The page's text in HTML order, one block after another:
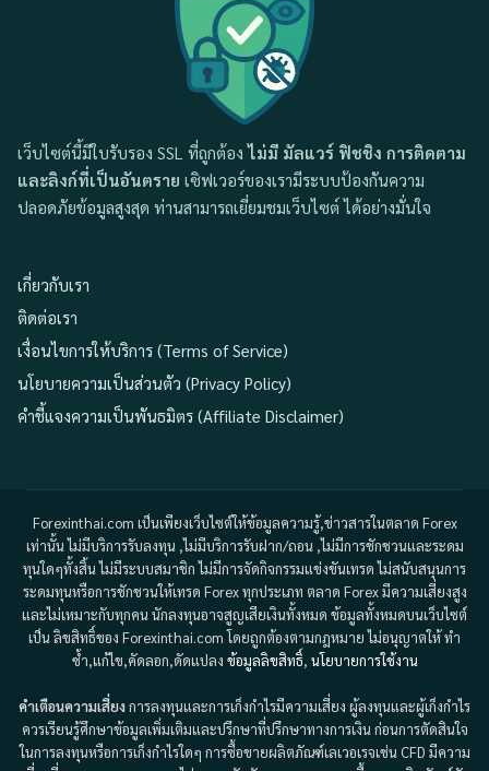
เว็บไซต์นี้มีใบรับรอง SSL ที่ถูกต้องไม่มี มัลแวร์ ฟิชชิง การติดตาม
และลิงก์ที่เป็นอันตราย เซิฟเวอร์ของเรามีระบบป้องกันความ
ปลอดภัยข้อมูลสูงสุด ท่านสามารถเยี่ยมชมเว็บไซต์ ได้อย่างมั่นใจ
เกี่ยวกับเรา
ติดต่อเรา
เงื่อนไขการให้บริการ (Terms of Service)
นโยบายความเป็นส่วนตัว (Privacy Policy)
คำชี้แจงความเป็นพันธมิตร (Affiliate Disclaimer)
Forexinthai.com เป็นเพียงเว็บไซต์ให้ข้อมูลความรู้,ข่าวสารในตลาด Forex
เท่านั้น ไม่มีบริการรับลงทุน ,ไม่มีบริการรับฝาก/ถอน ,ไม่มีการชักชวนและระดม
ทุนใดๆทั้งสิ้น ไม่มีระบบสมาชิก ไม่มีการจัดกิจกรรมแข่งขันเทรด ไม่สนับสนุนการ
ระดมทุนหรือการชักชวนให้เทรด Forex ทุกประเภท ตลาด Forex มีความเสี่ยงสูง
และไม่เหมาะกับทุกคน นักลงทุนอาจสูญเสียเงินทั้งหมด ข้อมูลทั้งหมดบนเว็บไซต์
เป็น ลิขสิทธิ์ของ Forexinthai.com โดยถูกต้องตามกฎหมาย ไม่อนุญาตให้ ทำ
ซ้ำ,แก้ไข,คัดลอก,ดัดแปลง ข้อมูลลิขสิทธิ์, นโยบายการใช้งาน
คำเตือนความเสี่ยงการลงทุนและการเก็งกำไรมีความเสี่ยง ผู้ลงทุนและผู้เก็งกำไร
ควรเรียนรู้ศึกษาข้อมูลเพิ่มเติมและปรึกษาที่ปรึกษาทางการเงิน ก่อนการตัดสินใจ
ในการลงทุนหรือการเก็งกำไรใดๆ การซื้อขายผลิตภัณฑ์เลเวอเรจเช่น CFD มีความ